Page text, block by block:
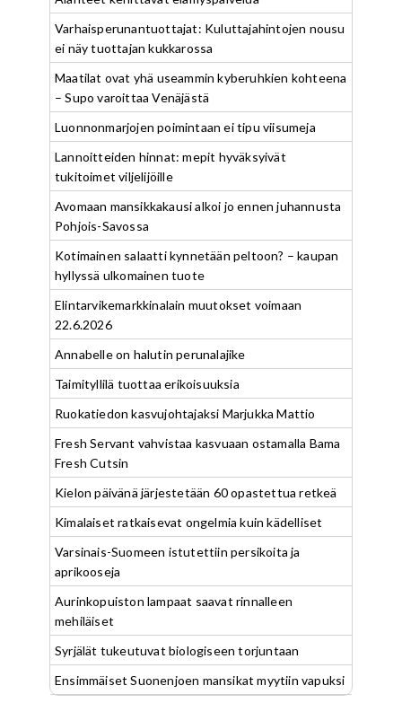
Varhaisperunantuottajat: Kuluttajahintojen nousu
ei näy tuottajan kukkarossa
Maatilat ovat yhä useammin kyberuhkien kohteena
– Supo varoittaa Venäjästä
Luonnonmarjojen poimintaan ei tipu viisumeja
Lannoitteiden hinnat: mepit hyväksyivät
tukitoimet viljelijöille
Avomaan mansikkakausi alkoi jo ennen juhannusta
Pohjois-Savossa
Kotimainen salaatti kynnetään peltoon? – kaupan
hyllyssä ulkomainen tuote
Elintarvikemarkkinalain muutokset voimaan
22.6.2026
Annabelle on halutin perunalajike
Taimityllilä tuottaa erikoisuuksia
Ruokatiedon kasvujohtajaksi Marjukka Mattio
Fresh Servant vahvistaa kasvuaan ostamalla Bama
Fresh Cutsin
Kielon päivänä järjestetään 60 opastettua retkeä
Kimalaiset ratkaisevat ongelmia kuin kädelliset
Varsinais-Suomeen istutettiin persikoita ja
aprikooseja
Aurinkopuiston lampaat saavat rinnalleen
mehiläiset
Syrjälät tukeutuvat biologiseen torjuntaan
Ensimmäiset Suonenjoen mansikat myytiin vapuksi